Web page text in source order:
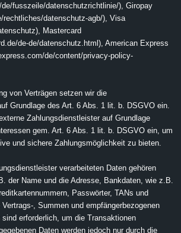
fusszeile/datenschutzrichtlinie/), Giropay
rechtliches/datenschutz-agb/), Visa
Mastercard
de-de/datenschutz.html), American Express
de/content/privacy-policy-
von Verträgen setzen wir die
Grundlage des Art. 6 Abs. 1 lit. b. DSGVO ein.
Zahlungsdienstleister auf Grundlage
gem. Art. 6 Abs. 1 lit. b. DSGVO ein, um
und sichere Zahlungsmöglichkeit zu bieten.
verarbeiteten Daten gehören
der Name und die Adresse, Bankdaten, wie z.B.
Passwörter, TANs und
, Summen und empfängerbezogenen
erforderlich, um die Transaktionen
Daten werden jedoch nur durch die